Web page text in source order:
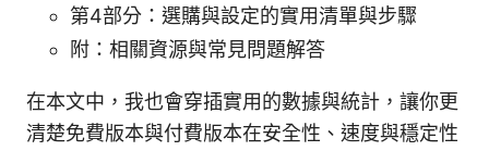
第4部分：選購與設定的實用清單與步驟
附：相關資源與常見問題解答
在本文中，我也會穿插實用的數據與統計，讓你更
清楚免費版本與付費版本在安全性、速度與穩定性